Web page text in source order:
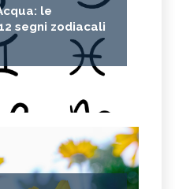
le
segni zodiacali